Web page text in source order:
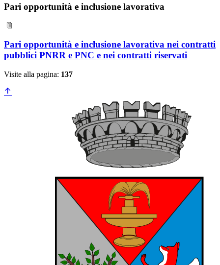
Pari opportunità e inclusione lavorativa
Pari opportunità e inclusione lavorativa nei contratti
pubblici PNRR e PNC e nei contratti riservati
Visite alla pagina: 137